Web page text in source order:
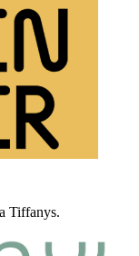
Tiffanys.